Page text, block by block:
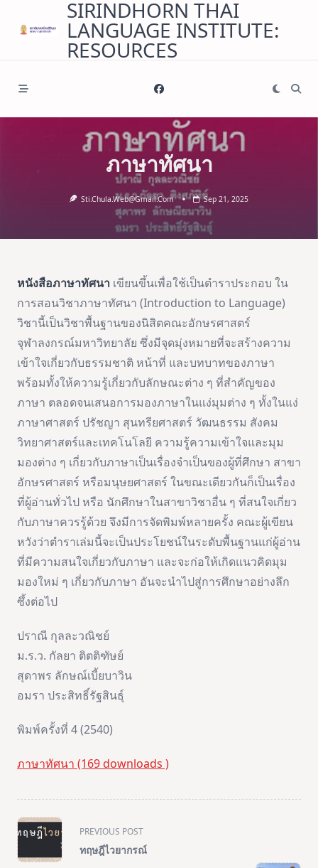
SIRINDHORN THAI
LANGUAGE INSTITUTE:
RESOURCES
ภาษาทัศนา
Sti.chula.web@gmail.com Sep 21, 2025
หนังสือภาษาทัศนา เขียนขึ้นเพื่อใช้เป็นตำราประกอบ ใน
การสอนวิชาภาษาทัศนา (Introduction to Language)
วิชานี้เป็นวิชาพื้นฐานของนิสิตคณะอักษรศาสตร์
จุฬาลงกรณ์มหาวิทยาลัย ซึ่งมีจุดมุ่งหมายที่จะสร้างความ
เข้าใจเกี่ยวกับธรรมชาติ หน้าที่ และบทบาทของภาษา
พร้อมทั้งให้ความรู้เกี่ยวกับลักษณะต่าง ๆ ที่สำคัญของ
ภาษา ตลอดจนเสนอการมองภาษาในแง่มุมต่าง ๆ ทั้งในแง่
ภาษาศาสตร์ ปรัชญา สุนทรียศาสตร์ วัฒนธรรม สังคม
วิทยาศาสตร์และเทคโนโลยี ความรู้ความเข้าใจและมุม
มองต่าง ๆ เกี่ยวกับภาษาเป็นเรื่องจำเป็นของผู้ที่ศึกษา สาขา
อักษรศาสตร์ หรือมนุษยศาสตร์ ในขณะเดียวกันก็เป็นเรื่อง
ที่ผู้อ่านทั่วไป หรือ นักศึกษาในสาขาวิชาอื่น ๆ ที่สนใจเกี่ยว
กับภาษาควรรู้ด้วย จึงมีการจัดพิมพ์หลายครั้ง คณะผู้เขียน
หวังว่าตำราเล่มนี้จะเป็นประโยชน์ในระดับพื้นฐานแก่ผู้อ่าน
ที่มีความสนใจเกี่ยวกับภาษา และจะก่อให้เกิดแนวคิดมุม
มองใหม่ ๆ เกี่ยวกับภาษา อันจะนำไปสู่การศึกษาอย่างลึก
ซึ้งต่อไป
ปราณี กุลละวณิชย์
ม.ร.ว. กัลยา ติตติฑัษย์
สุดาพร ลักษณ์เบี้ยบาวิน
อมรา ประสิทธิ์รัฐสินธุ์
พิมพ์ครั้งที่ 4 (2540)
ภาษาทัศนา (169 downloads )
<span
class="nav-
subtitle
PREVIOUS POST
ทฤษฎีไวยากรณ์